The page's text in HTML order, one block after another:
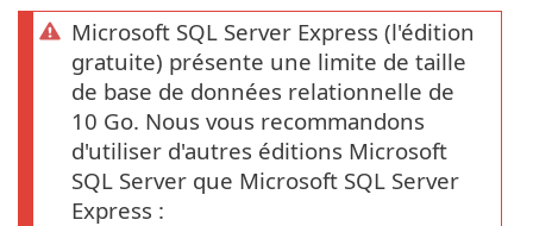
Microsoft SQL Server Express (l'édition
gratuite) présente une limite de taille
de base de données relationnelle de
10 Go. Nous vous recommandons
d'utiliser d'autres éditions Microsoft
SQL Server que Microsoft SQL Server
Express :